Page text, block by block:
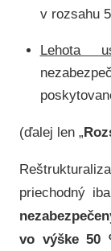
v rozsahu
Lehota
(ďalej len „
priechodný
vo výške 50